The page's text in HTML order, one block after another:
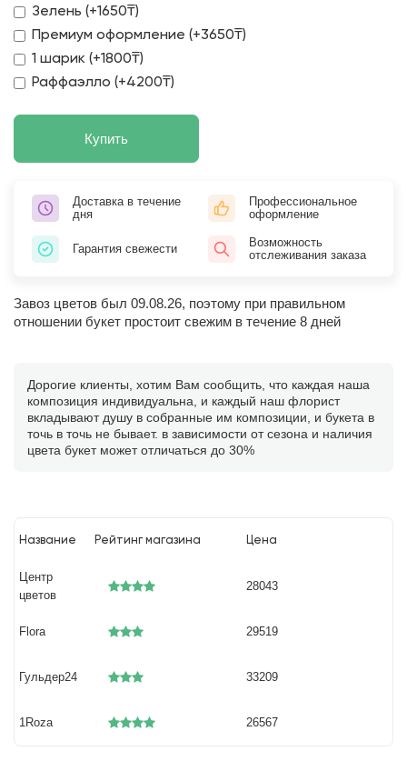
Зелень (+1650₸)
Премиум оформление (+3650₸)
1 шарик (+1800₸)
Раффаэлло (+4200₸)
Купить
Доставка в течение
дня
Профессиональное
оформление
Гарантия свежести
Возможность
отслеживания заказа
Завоз цветов был 09.08.26, поэтому при правильном
отношении букет простоит свежим в течение 8 дней
Дорогие клиенты, хотим Вам сообщить, что каждая наша
композиция индивидуальна, и каждый наш флорист
вкладывают душу в собранные им композиции, и букета в
точь в точь не бывает. в зависимости от сезона и наличия
цвета букет может отличаться до 30%
Название Рейтинг магазина Цена
Центр
цветов
28043
Flora 29519
Гульдер24 33209
1Roza 26567